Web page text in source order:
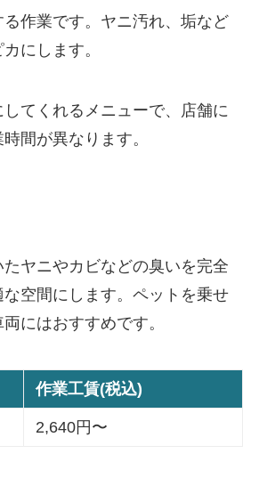
作業です。ヤニ汚れ、垢など
にします。
てくれるメニューで、店舗に
間が異なります。
ヤニやカビなどの臭いを完全
空間にします。ペットを乗せ
にはおすすめです。
作業工賃(税込)
2,640円〜